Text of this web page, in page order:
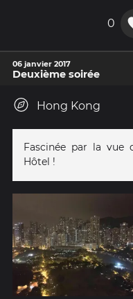
0
06 janvier 2017
Deuxième soirée
Hong Kong
Fascinée par la vue
Hôtel !